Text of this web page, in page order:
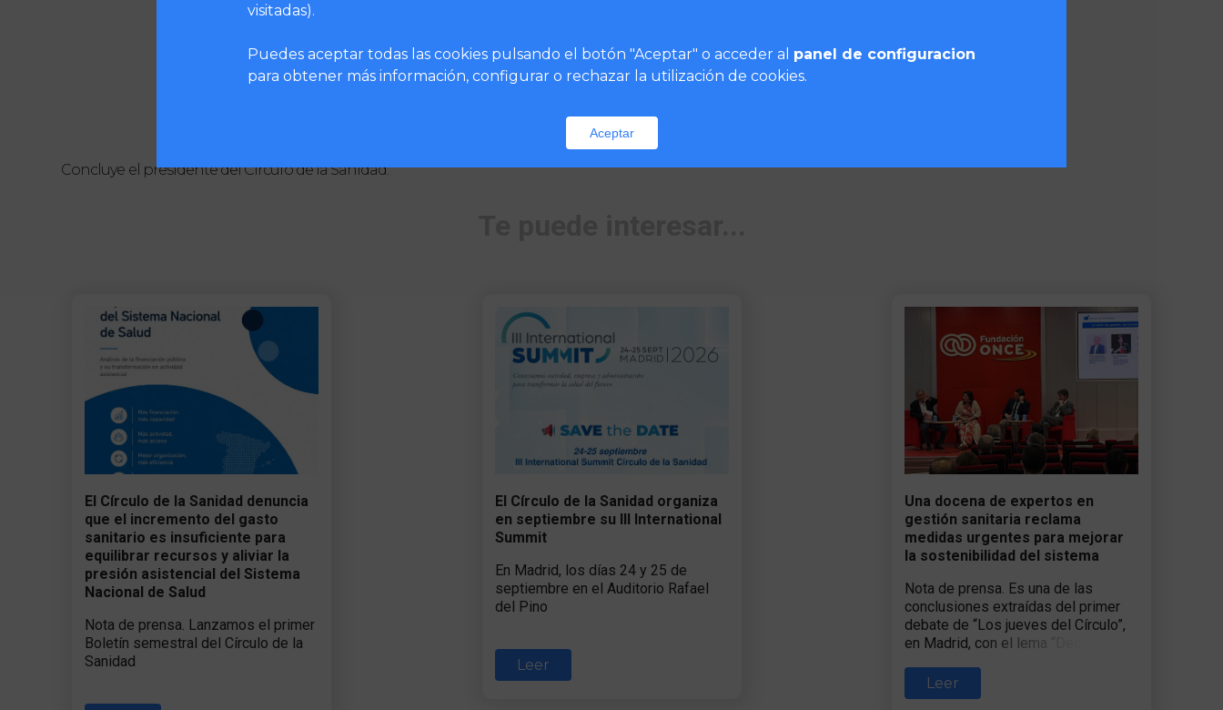
Concluye el presidente del Círculo de la Sanidad.
El Círculo de la Sanidad denuncia
que el incremento del gasto
sanitario es insuficiente para
equilibrar recursos y aliviar la
presión asistencial del Sistema
Nacional de Salud
Nota de prensa. Lanzamos el primer
Boletín semestral del Círculo de la
Sanidad
El Círculo de la Sanidad organiza
en septiembre su III International
Summit
En Madrid, los días 24 y 25 de
septiembre en el Auditorio Rafael
del Pino
Leer
Una docena de expertos en
gestión sanitaria reclama
medidas urgentes para mejorar
la sostenibilidad del sistema
Nota de prensa. Es una de las
conclusiones extraídas del primer
debate de “Los jueves del Círculo”,
en Madrid, con el lema “Decidir en
estratégicas y el futuro del sistema
sanitario”.
Leer
visitadas).
Puedes aceptar todas las cookies pulsando el botón "Aceptar" o acceder al panel de configuracion
para obtener más información, configurar o rechazar la utilización de cookies.
Aceptar